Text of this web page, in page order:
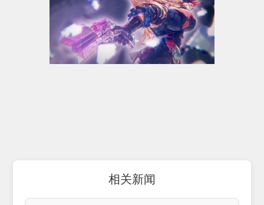
相关新闻